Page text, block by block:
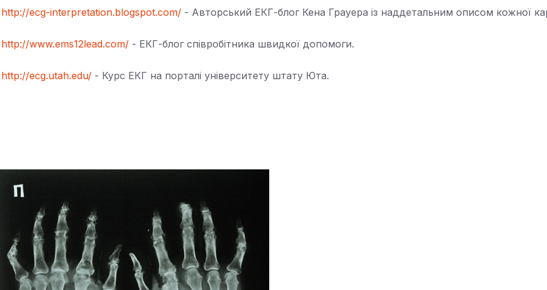
http://ecg-interpretation.blogspot.com/ - Авторський ЕКГ-блог Кена Грауера із наддетальним описом кожної
http://www.ems12lead.com/ - ЕКГ-блог співробітника швидкої допомоги.
http://ecg.utah.edu/ - Курс ЕКГ на порталі університету штату Юта.